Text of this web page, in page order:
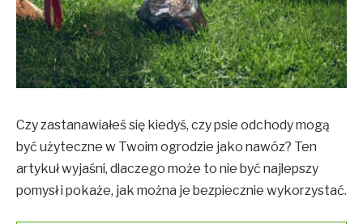
Czy zastanawiałeś się kiedyś, czy psie odchody mogą
być użyteczne w Twoim ogrodzie jako nawóz? Ten
artykuł wyjaśni, dlaczego może to nie być najlepszy
pomysł i pokaże, jak można je bezpiecznie wykorzystać.